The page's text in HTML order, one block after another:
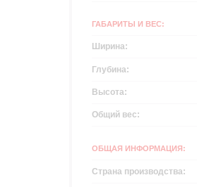
ГАБАРИТЫ И ВЕС:
Ширина:
Глубина:
Высота:
Общий вес:
ОБЩАЯ ИНФОРМАЦИЯ:
Страна производства: